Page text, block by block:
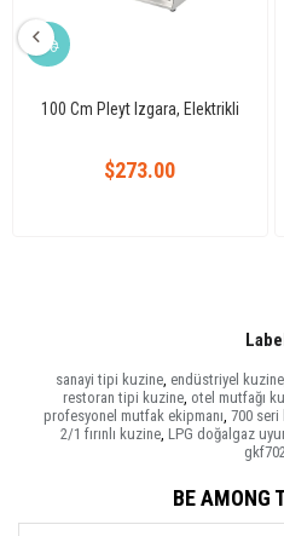
100 Cm Pleyt Izgara, Elektrikli
$273.00
sanayi tipi kuzine, endüstriyel kuzine,
restoran tipi kuzine otel mutfağı
profesyonel mutfak ekipmanı 700 seri
2/1 fırınlı kuzine LPG doğalgaz
BE AMONG